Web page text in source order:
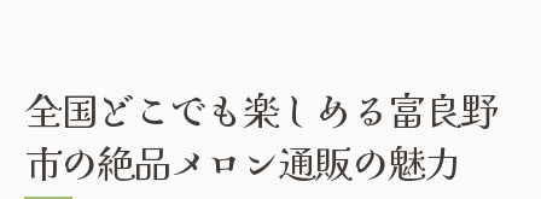
全国どこでも楽しめる富良野
市の絶品メロン通販の魅力